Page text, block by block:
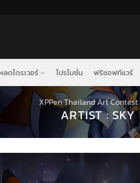
ลดไดรเวอร์ โปรโมชั่น ฟรีซอฟท์แวร์
XPPen Thailand Art Contest
ARTIST : SKY